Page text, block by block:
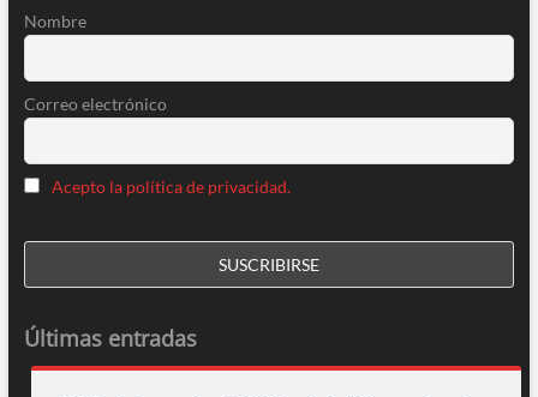
Nombre
Correo electrónico
Acepto la política de privacidad.
Últimas entradas